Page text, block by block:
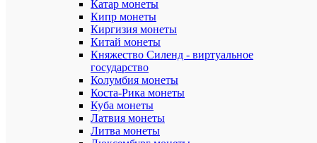
Катар монеты
Кипр монеты
Киргизия монеты
Китай монеты
Княжество Силенд - виртуальное
государство
Колумбия монеты
Коста-Рика монеты
Куба монеты
Латвия монеты
Литва монеты